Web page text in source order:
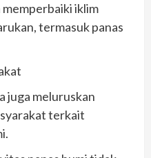
memperbaiki iklim
termasuk panas
juga meluruskan
terkait